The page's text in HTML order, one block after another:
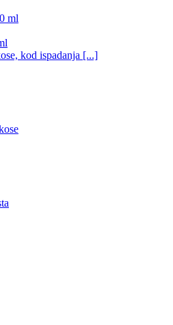
kod ispadanja [...]